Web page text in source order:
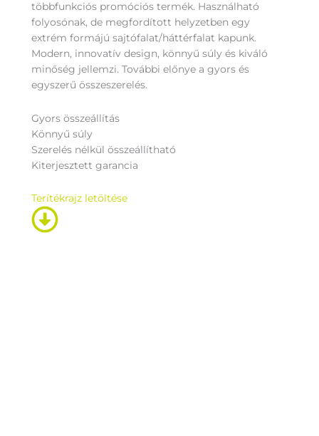
többfunkciós promóciós termék. Használható
folyosónak, de megfordított helyzetben egy
extrém formájú sajtófalat/háttérfalat kapunk.
Modern, innovatív design, könnyű súly és kiváló
minőség jellemzi. További előnye a gyors és
egyszerű összeszerelés.
Gyors összeállítás
Könnyű súly
Szerelés nélkül összeállítható
Kiterjesztett garancia
Terítékrajz letöltése